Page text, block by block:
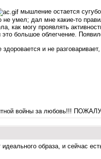
мышление остается
умел; дал мне какие-то
могу проявлять
большое облегчение.
и не
войны за любовь!!!
образа, и сейчас